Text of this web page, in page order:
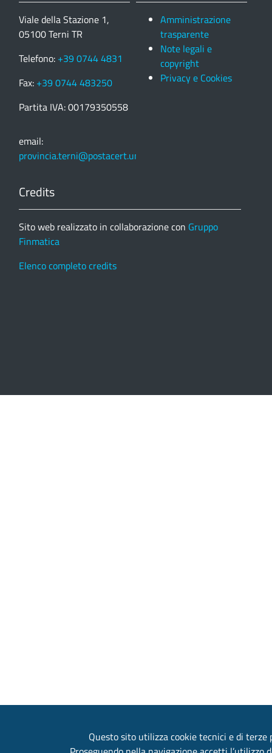
Viale della Stazione 1,
05100 Terni TR
Telefono: +39 0744 4831
Fax: +39 0744 483250
Partita IVA: 00179350558
email:
provincia.terni@postacert.umbria.it
Amministrazione
trasparente
Note legali e
copyright
Privacy e Cookies
Credits
Sito web realizzato in collaborazione con Gruppo
Finmatica
Elenco completo credits
Questo sito utilizza cookie tecnici e di terze